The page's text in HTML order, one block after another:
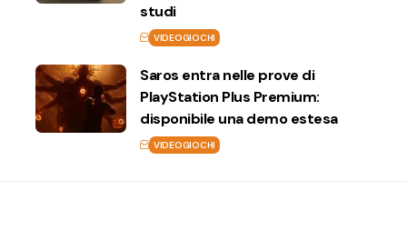
studi
VIDEOGIOCHI
Saros entra nelle prove di
PlayStation Plus Premium:
disponibile una demo estesa
VIDEOGIOCHI